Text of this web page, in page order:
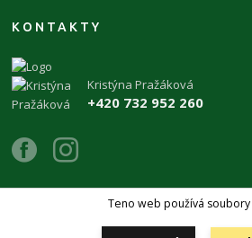
KONTAKTY
Kristýna Pražáková
+420 732 952 260
Teno web používá soubory